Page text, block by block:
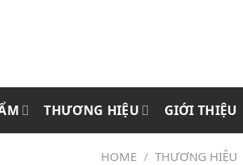
THƯƠNG HIỆU GIỚI THIỆU
HOME / THƯƠNG HIỆU